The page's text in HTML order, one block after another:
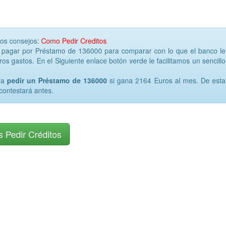
consejos: Como Pedir Creditos
por Préstamo de 136000 para comparar con lo que el banco le
gastos. En el Siguiente enlace botón verde le facilitamos un sencillo
pedir un Préstamo de 136000si gana 2164 Euros al mes. De esta
antes.
Pedir Créditos